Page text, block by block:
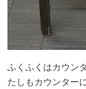
ふくふくはカウン
たしもカウンター